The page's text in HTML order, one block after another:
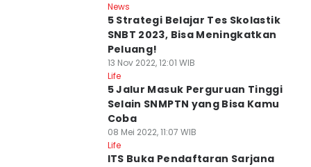
News
5 Strategi Belajar Tes Skolastik
SNBT 2023, Bisa Meningkatkan
Peluang!
13 Nov 2022, 12:01 WIB
Life
5 Jalur Masuk Perguruan Tinggi
Selain SNMPTN yang Bisa Kamu
Coba
08 Mei 2022, 11:07 WIB
Life
ITS Buka Pendaftaran Sarjana